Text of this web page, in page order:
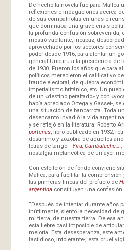
De hecho la novela fue para Mallea
reflexiones e indagaciones acerca
de sus compatriotas en unas
que dominaba una grave crisis
la profunda confusión sobrevenida,
mostró vacilante, incapaz,
aprovechado por los sectores
poder desde 1916, para alentar un
general Uriburu a la presidencia de
de 1930. Fueron los años que para
políticos merecieron el calificativo
fraude electoral, de quiebra
imperialismo británico, etc. Un
de un «destino peraltado» y con
había apreciado Ortega y Gasset-,
una situación de bancarrota. Toda
desencanto invadió la vida
y se reflejó en la literatura: Roberto
porteñas, libro publicado en 1932,
desánimo y zozobra de aquellos
letras de tango –Yira, Cambalache…-,
nostalgia melancólica de un ayer
Con este telón de fondo conviene
Mallea, para facilitar la
las primeras líneas del prefacio de
argentinaconstituyen una confesión
“Después de intentar durante años
inútilmente, siento la necesidad de
mi tierra, de nuestra tierra. De esa
esta fiebre casi imposible de
mejoría. Esta desesperanza, este
fastidioso, intolerante-; esta cruel